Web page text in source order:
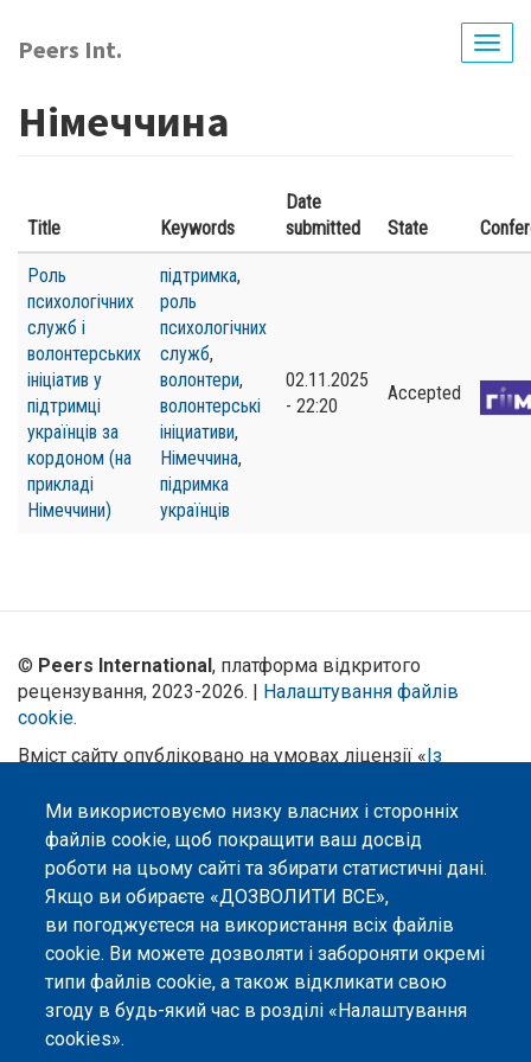
до
основного
Peers Int.
Німеччина
Title Keywords
Date
submitted
State
Роль
психологічних
служб і
волонтерських
ініціатив у
підтримці
українців за
кордоном (на
прикладі
Німеччини)
підтримка,
роль
психологічних
служб,
волонтери,
волонтерські
ініциативи,
Німеччина,
підримка
українців
02.11.2025
- 22:20
Accepted
Ми використовуємо низку власних і сторонніх
файлів cookie, щоб покращити ваш досвід
роботи на цьому сайті та збирати статистичні дані.
Якщо ви обираєте «ДОЗВОЛИТИ ВСЕ»,
ви погоджуєтеся на використання всіх файлів
cookie. Ви можете дозволяти і забороняти окремі
типи файлів cookie, а також відкликати свою
згоду в будь-який час в розділі «Налаштування
cookies».
© Peers International, платформа відкритого
рецензування, 2023-2026. | Налаштування файлів
cookie.
Вміст сайту опубліковано на умовах ліцензії «Із
вказано інше.
Онлайн-платформа відкритого
рецензування Peers International
була розроблена та підтримується
за сприяння Програми Європейського Союзу Erasmus+ у межах проєкту
OPTIMA (618940-EPP-1-2020-1-UA-EPPKA2-CBHE-JP). Підтримка
Єврокомісією створення цього вебсайту не означає схвалення його
змісту, який відображає виключно погляди авторів. Єврокомісія не
несе відповідальності за будь-яке використання інформації, розміщеної
на цьому вебсайті.